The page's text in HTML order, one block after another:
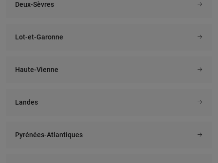
Deux-Sèvres
Lot-et-Garonne
Haute-Vienne
Landes
Pyrénées-Atlantiques